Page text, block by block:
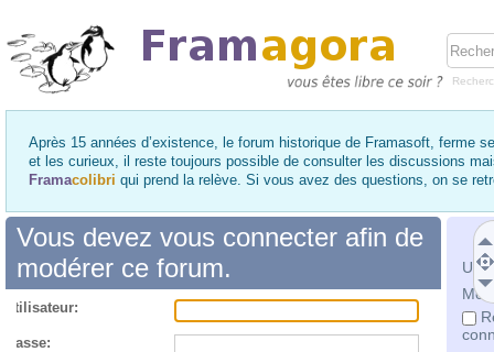
Après 15 années d’existence, le forum historique de Framasoft, ferme
et les curieux, il reste toujours possible de consulter les discussions
Framacolibri qui prend la relève. Si vous avez des questions, on se
Mot
Vous devez vous connecter afin de
modérer ce forum.
passe: